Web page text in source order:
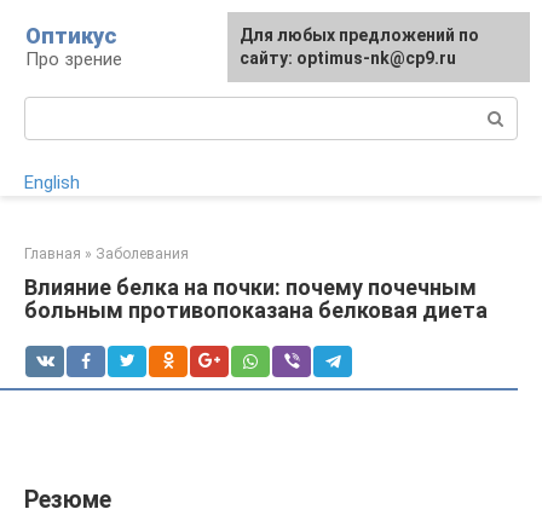
контенту
Оптикус
Про зрение
English
Главная » Заболевания
Влияние белка на почки: почему почечным
больным противопоказана белковая диета
Резюме
Для любых предложений по
сайту: optimus-nk@cp9.ru